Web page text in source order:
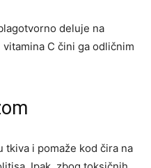
deluje na
C čini ga odličnim
tkiva i pomaže kod čira na